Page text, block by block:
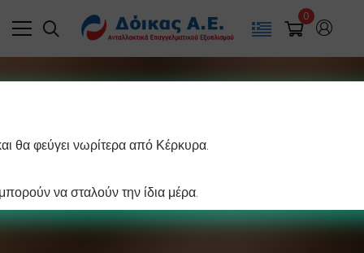
0
Κρεπιέρα
θα φεύγει νωρίτερα από Κέρκυρα.
να σταλούν την ίδια μέρα.